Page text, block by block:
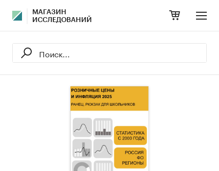
МАГАЗИН
ИССЛЕДОВАНИЙ